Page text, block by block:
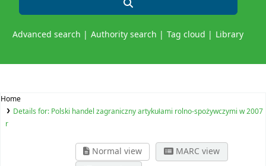
Advanced search Authority search Tag cloud Library
Home
Details for: Polski handel zagraniczny artykułami rolno-spożywczymi w 2007
r
Normal view
MARC view